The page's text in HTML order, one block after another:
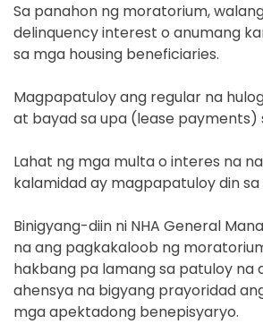
Sa panahon ng moratorium,
delinquency interest o anumang
sa mga housing beneficiaries.
Magpapatuloy ang regular na
at bayad sa upa (lease payments)
Lahat ng mga multa o interes na
kalamidad ay magpapatuloy din
Binigyang-diin ni NHA General
na ang pagkakaloob ng
hakbang pa lamang sa patuloy na
ahensya na bigyang prayoridad
mga apektadong benepisyaryo.